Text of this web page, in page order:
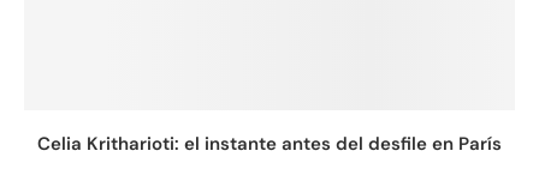
Celia Kritharioti: el instante antes del desfile en París